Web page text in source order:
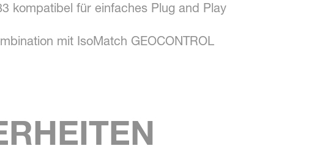
kompatibel für einfaches Plug and Play
mit IsoMatch GEOCONTROL